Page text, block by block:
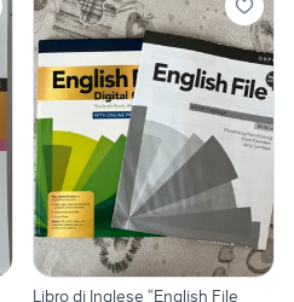
Libro di Inglese “English File